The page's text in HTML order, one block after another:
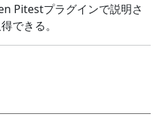
Pitestプラグインで説明さ
できる。